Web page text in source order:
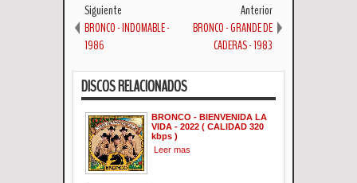
Siguiente
BRONCO - INDOMABLE -
1986
Anterior
BRONCO - GRANDE DE
CADERAS - 1983
DISCOS RELACIONADOS
BRONCO - BIENVENIDA LA
VIDA - 2022 ( CALIDAD 320
kbps )
Leer mas